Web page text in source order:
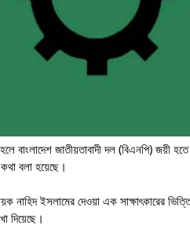
বাংলাদেশ জাতীয়তাবাদী দল (বিএনপি) জয়ী
বলা হয়েছে।
নাহিদ ইসলামের দেওয়া এক সাক্ষাৎকারের
দিয়েছে।